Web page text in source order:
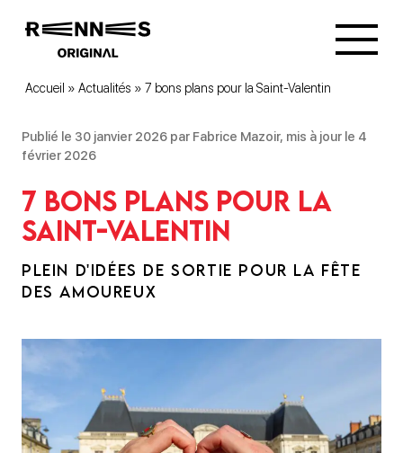
Accueil » Actualités » 7 bons plans pour la Saint-Valentin
Publié le 30 janvier 2026 par Fabrice Mazoir, mis à jour le 4
février 2026
7 bons plans pour la
Saint-Valentin
PLEIN D'IDÉES DE SORTIE POUR LA FÊTE
DES AMOUREUX